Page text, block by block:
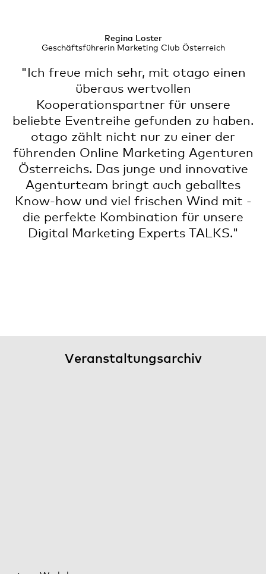
Regina Loster
Geschäftsführerin Marketing Club Österreich
"Ich freue mich sehr, mit otago einen
überaus wertvollen
Kooperationspartner für unsere
beliebte Eventreihe gefunden zu haben.
otago zählt nicht nur zu einer der
führenden Online Marketing Agenturen
Österreichs. Das junge und innovative
Agenturteam bringt auch geballtes
Know-how und viel frischen Wind mit -
die perfekte Kombination für unsere
Digital Marketing Experts TALKS."
Veranstaltungsarchiv